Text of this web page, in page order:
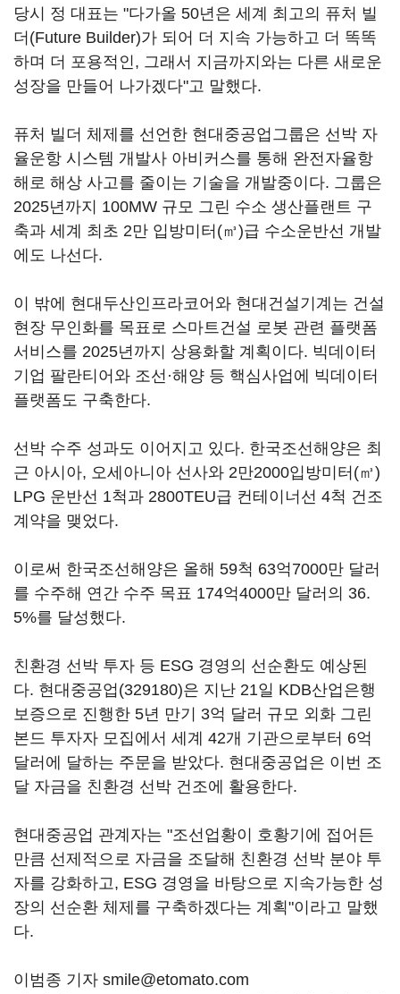
당시 정 대표는 "다가올 50년은 세계 최고의 퓨처 빌
더(Future Builder)가 되어 더 지속 가능하고 더 똑똑
하며 더 포용적인, 그래서 지금까지와는 다른 새로운
성장을 만들어 나가겠다"고 말했다.
퓨처 빌더 체제를 선언한 현대중공업그룹은 선박 자
율운항 시스템 개발사 아비커스를 통해 완전자율항
해로 해상 사고를 줄이는 기술을 개발중이다. 그룹은
2025년까지 100MW 규모 그린 수소 생산플랜트 구
축과 세계 최초 2만 입방미터(㎥)급 수소운반선 개발
에도 나선다.
이 밖에 현대두산인프라코어와 현대건설기계는 건설
현장 무인화를 목표로 스마트건설 로봇 관련 플랫폼
서비스를 2025년까지 상용화할 계획이다. 빅데이터
기업 팔란티어와 조선·해양 등 핵심사업에 빅데이터
플랫폼도 구축한다.
선박 수주 성과도 이어지고 있다. 한국조선해양은 최
근 아시아, 오세아니아 선사와 2만2000입방미터(㎥)
LPG 운반선 1척과 2800TEU급 컨테이너선 4척 건조
계약을 맺었다.
이로써 한국조선해양은 올해 59척 63억7000만 달러
를 수주해 연간 수주 목표 174억4000만 달러의 36.
5%를 달성했다.
친환경 선박 투자 등 ESG 경영의 선순환도 예상된
다. 현대중공업(329180)은 지난 21일 KDB산업은행
보증으로 진행한 5년 만기 3억 달러 규모 외화 그린
본드 투자자 모집에서 세계 42개 기관으로부터 6억
달러에 달하는 주문을 받았다. 현대중공업은 이번 조
달 자금을 친환경 선박 건조에 활용한다.
현대중공업 관계자는 "조선업황이 호황기에 접어든
만큼 선제적으로 자금을 조달해 친환경 선박 분야 투
자를 강화하고, ESG 경영을 바탕으로 지속가능한 성
장의 선순환 체제를 구축하겠다는 계획"이라고 말했
다.
이범종 기자 smile@etomato.com